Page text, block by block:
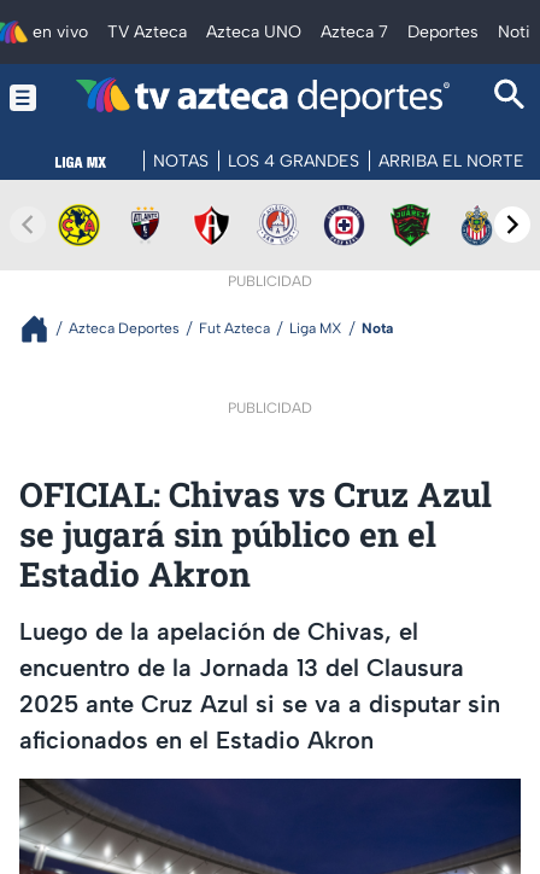
en vivo TV Azteca Azteca UNO Azteca 7 Deportes
NOTAS LOS 4 GRANDES ARRIBA EL NORTE
PUBLICIDAD
Azteca Deportes Fut Azteca Liga MX Nota
PUBLICIDAD
OFICIAL: Chivas vs Cruz Azul
se jugará sin público en el
Estadio Akron
Luego de la apelación de Chivas, el
encuentro de la Jornada 13 del Clausura
2025 ante Cruz Azul si se va a disputar sin
aficionados en el Estadio Akron